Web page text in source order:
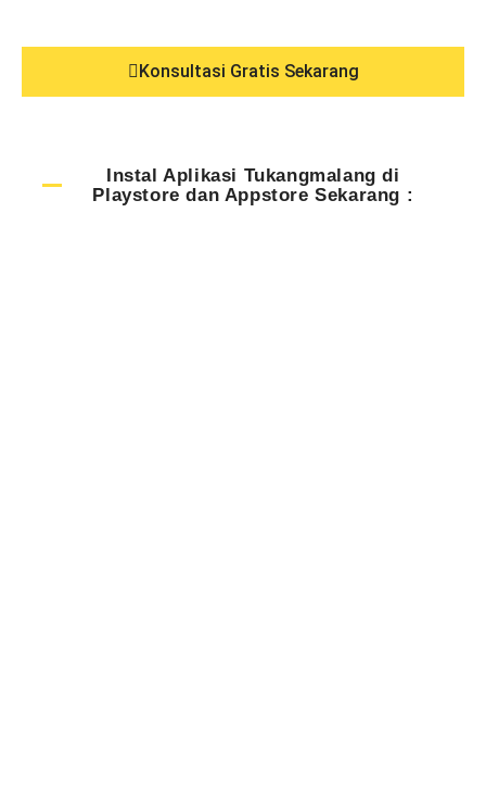
Konsultasi Gratis Sekarang
Instal Aplikasi Tukangmalang di
Playstore dan Appstore Sekarang :